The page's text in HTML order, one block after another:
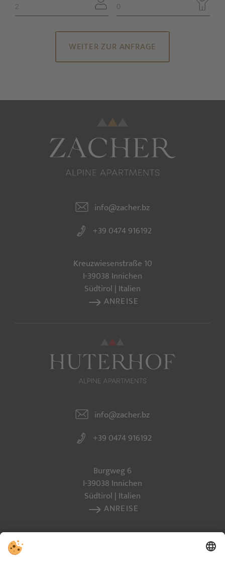
WEITER ZUR ANFRAGE
info@zacher.bz
+39 0474 916192
Kreuzwiesenstraße 10
I-39038 Innichen
Südtirol | Italien
ANREISE
info@zacher.bz
+39 0474 916192
Burgweg 6
I-39038 Innichen
Südtirol | Italien
ANREISE